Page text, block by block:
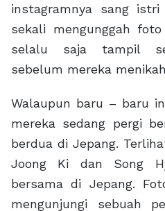
instagramnya sang
sekali mengunggah
selalu saja tampil
sebelum mereka
Walaupun baru – baru
mereka sedang pergi
berdua di Jepang.
Joong Ki dan Song
bersama di Jepang.
mengunjungi sebuah